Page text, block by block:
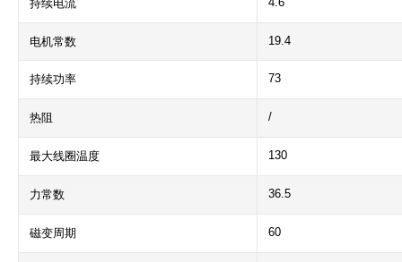
持续电流
电机常数 19.4
持续功率 73
热阻 /
最大线圈温度 130
力常数 36.5
磁变周期 60